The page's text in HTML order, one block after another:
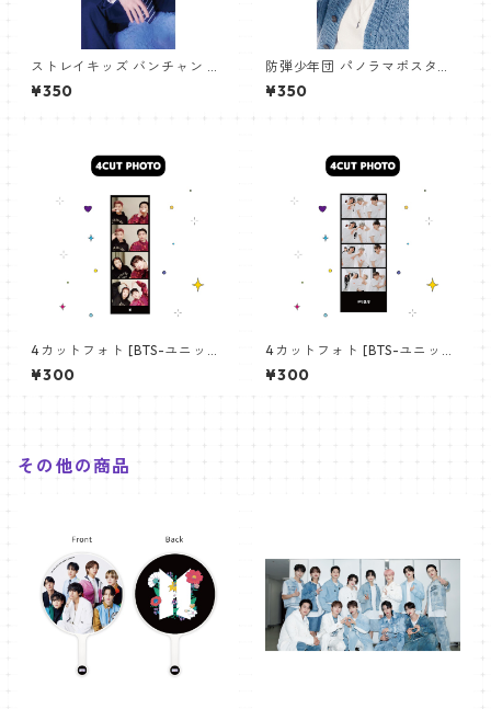
ストレイキッズ バンチャン パ
ノラマポスター (Stray Kids B
angchan Poster) 700*330
¥350
防弾少年団 パノラマポスター
(BTS Poster) 700*330mm
【アールエム RM-14】
¥350
4カットフォト [BTS-ユニット
01] 4CUT PHOTO BTS- UNI
T 01
¥300
4カットフォト [BTS-ユニット
03] 4CUT PHOTO BTS- UNI
T 03
¥300
その他の商品